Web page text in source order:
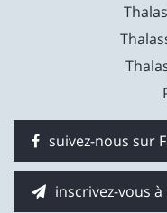
suivez-nous sur
inscrivez-vous